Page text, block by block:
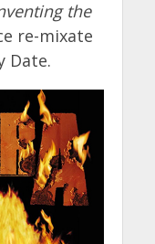
the
re-mixate
Date.